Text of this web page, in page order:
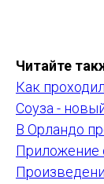
Читайте
Как
Соуза -
В Орландо
Приложение